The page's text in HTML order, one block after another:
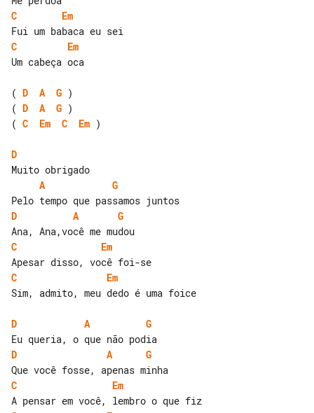
C
Em
C
Em
Um cabeça oca
( D A G
( D A G
( C Em C Em )
D
A
G
D
A
G
C
Em
C
Em
Sim, admito, meu dedo é uma foice
D A
G
D
A
G
C
Em